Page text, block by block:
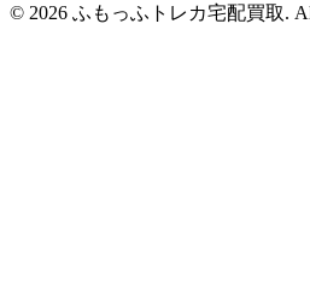
© 2026 ふもっふトレカ宅配買取.